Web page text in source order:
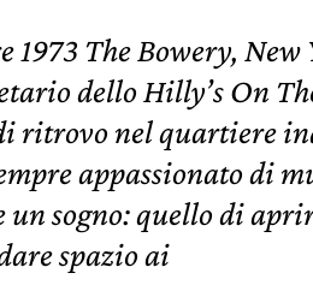
1973 The Bowery,
dello Hilly’s On
ritrovo nel quartiere
appassionato di
un sogno: quello di
spazio ai